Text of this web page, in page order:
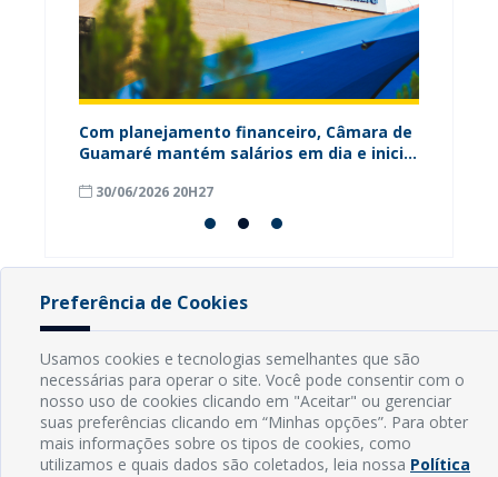
Com planejamento financeiro, Câmara de
Guamaré mantém salários em dia e inicia
30/06/2026 20H27
INFORMAÇÕES
Endereço: Rua Capitão Vicente de Brito, S/N - Centro
CEP: 59598-000 - Guamaré - RN
Contato: (84) 3525-2032
E-mail: diretoria@guamare.rn.leg.br
Preferência de Cookies
Usamos cookies e tecnologias semelhantes que são
necessárias para operar o site. Você pode consentir com o
nosso uso de cookies clicando em "Aceitar" ou gerenciar
suas preferências clicando em “Minhas opções”. Para obter
mais informações sobre os tipos de cookies, como
utilizamos e quais dados são coletados, leia nossa Política